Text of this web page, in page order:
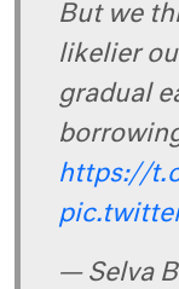
But we
likelier
gradual
https://
— Selva